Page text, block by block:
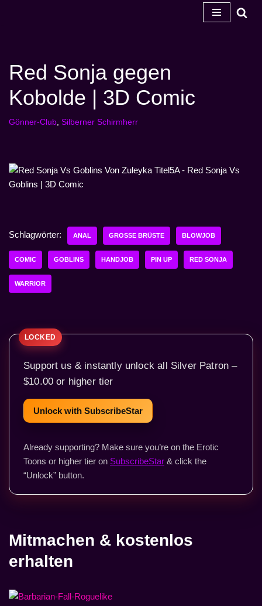
Red Sonja gegen
Kobolde | 3D Comic
Gönner-Club, Silberner Schirmherr
Schlagwörter: ANAL GROSSE BRÜSTE BLOWJOB
COMIC GOBLINS HANDJOB PIN UP RED SONJA
WARRIOR
Support us & instantly unlock all Silver Patron –
$10.00 or higher tier
Unlock with SubscribeStar
Already supporting? Make sure you’re on the Erotic
Toons or higher tier on SubscribeStar & click the
“Unlock” button.
Mitmachen & kostenlos
erhalten